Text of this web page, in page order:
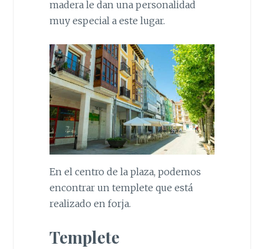
madera le dan una personalidad
muy especial a este lugar.
En el centro de la plaza, podemos
encontrar un templete que está
realizado en forja.
Templete